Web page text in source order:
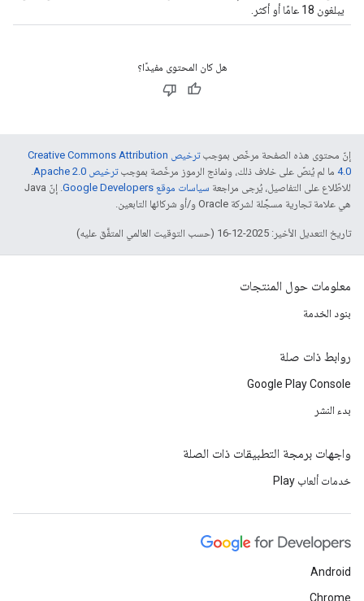
يبلغون 18 عامًا أو أكثر.
هل كان المحتوى مفيدًا؟
إنّ محتوى هذه الصفحة مرخّص بموجب
ترخيص Creative Commons Attribution
4.0‏ ما لم يُنصّ على خلاف ذلك، ونماذج الرموز مرخّصة بموجبترخيص Apache 2.0‏
.
للاطّلاع على التفاصيل، يُرجى مراجعة سياسات موقع Google Developers‏
. إنّ Java
هي علامة تجارية مسجَّلة لشركة Oracle و/أو شركائها التابعين.
تاريخ التعديل الأخير: 2025-12-16 (حسب التوقيت العالمي المتفَّق عليه)
معلومات حول المنتجات
بنود الخدمة
روابط ذات صلة
Google Play Console
بدء النشر
واجهات برمجة التطبيقات ذات الصلة
خدمات ألعاب Play
Android
Chrome